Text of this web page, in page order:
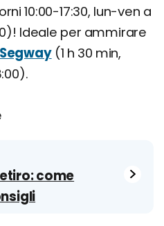
10:00-17:30, lun-ven a
Ideale per ammirare
(1 h 30 min,
come